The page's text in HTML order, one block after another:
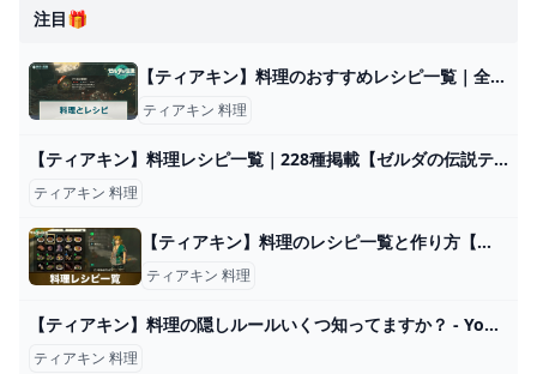
注目🎁
【ティアキン】料理のおすすめレシピ一覧｜全228種の作り方【ゼルダの伝説ティアーズオブザキングダム】 - 神ゲー攻略
ティアキン 料理
【ティアキン】料理レシピ一覧｜228種掲載【ゼルダの伝説ティアーズオブザキングダム】｜ゲームエイト
ティアキン 料理
【ティアキン】料理のレシピ一覧と作り方【ゼルダの伝説ティアーズオブザキングダム】 - アルテマ
ティアキン 料理
【ティアキン】料理の隠しルールいくつ知ってますか？ - YouTube
ティアキン 料理